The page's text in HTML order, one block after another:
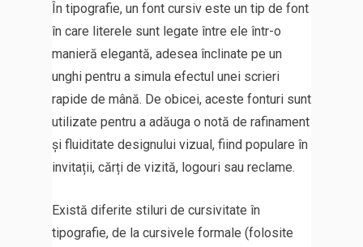
În tipografie, un font cursiv este un tip de font
în care literele sunt legate între ele într-o
manieră elegantă, adesea înclinate pe un
unghi pentru a simula efectul unei scrieri
rapide de mână. De obicei, aceste fonturi sunt
utilizate pentru a adăuga o notă de rafinament
și fluiditate designului vizual, fiind populare în
invitații, cărți de vizită, logouri sau reclame.
Există diferite stiluri de cursivitate în
tipografie, de la cursivele formale (folosite